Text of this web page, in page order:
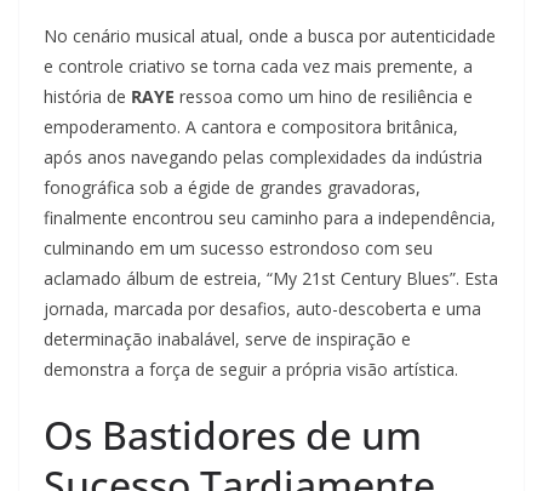
No cenário musical atual, onde a busca por autenticidade
e controle criativo se torna cada vez mais premente, a
história de RAYE ressoa como um hino de resiliência e
empoderamento. A cantora e compositora britânica,
após anos navegando pelas complexidades da indústria
fonográfica sob a égide de grandes gravadoras,
finalmente encontrou seu caminho para a independência,
culminando em um sucesso estrondoso com seu
aclamado álbum de estreia, “My 21st Century Blues”. Esta
jornada, marcada por desafios, auto-descoberta e uma
determinação inabalável, serve de inspiração e
demonstra a força de seguir a própria visão artística.
Os Bastidores de um